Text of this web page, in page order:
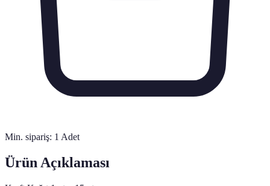
Min. sipariş: 1 Adet
Ürün Açıklaması